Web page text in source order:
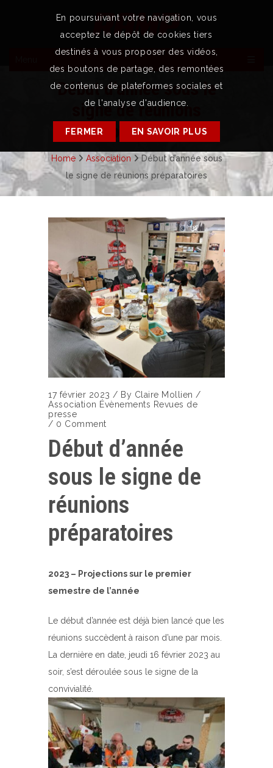
Début d’année sous le
signe de réunions
préparatoires
Home Association
Début d’année sous
le signe de réunions préparatoires
17 février 2023 / By Claire Mollien /
Association Évènements Revues de
presse
/ 0 Comment
Début d’année
sous le signe de
réunions
préparatoires
2023 – Projections sur le premier
semestre de l’année
Le début d’année est déjà bien lancé que les
réunions succèdent à raison d’une par mois.
La dernière en date, jeudi 16 février 2023 au
soir, s’est déroulée sous le signe de la
convivialité.
En poursuivant votre navigation, vous
acceptez le dépôt de cookies tiers
destinés à vous proposer des vidéos,
des boutons de partage, des remontées
de contenus de plateformes sociales et
de l'analyse d'audience.
FERMER EN SAVOIR PLUS